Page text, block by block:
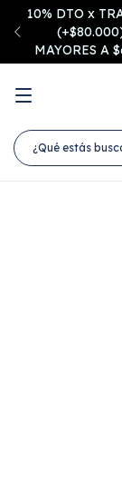
10% DTO x
MAYORES A